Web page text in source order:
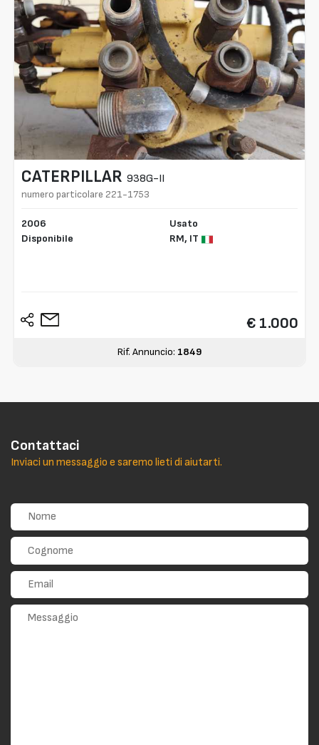
CATERPILLAR 938G-II
numero particolare 221-1753
2006
Disponibile
Usato
RM, IT
€ 1.000
Rif. Annuncio: 1849
Contattaci
Inviaci un messaggio e saremo lieti di aiutarti.